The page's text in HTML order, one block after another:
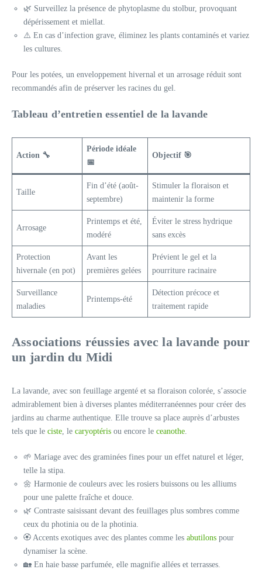
🌿 Surveillez la présence de phytoplasme du stolbur, provoquant
dépérissement et miellat.
⚠️ En cas d’infection grave, éliminez les plants contaminés et variez
les cultures.
Pour les potées, un enveloppement hivernal et un arrosage réduit sont
recommandés afin de préserver les racines du gel.
Tableau d’entretien essentiel de la lavande
Action 🔧
Période idéale
📅
Objectif 🎯
Taille
Fin d’été (août-
septembre)
Stimuler la floraison et
maintenir la forme
Arrosage
Printemps et été,
modéré
Éviter le stress hydrique
sans excès
Protection
hivernale (en pot)
Avant les
premières gelées
Prévient le gel et la
pourriture racinaire
Surveillance
maladies
Printemps-été
Détection précoce et
traitement rapide
Associations réussies avec la lavande pour
un jardin du Midi
La lavande, avec son feuillage argenté et sa floraison colorée, s’associe
admirablement bien à diverses plantes méditerranéennes pour créer des
jardins au charme authentique. Elle trouve sa place auprès d’arbustes
tels que le ciste, le caryoptéris ou encore le ceanothe.
🌱 Mariage avec des graminées fines pour un effet naturel et léger,
telle la stipa.
🌼 Harmonie de couleurs avec les rosiers buissons ou les alliums
pour une palette fraîche et douce.
🌿 Contraste saisissant devant des feuillages plus sombres comme
ceux du photinia ou de la photinia.
🏵️ Accents exotiques avec des plantes comme les abutilons pour
dynamiser la scène.
🏡 En haie basse parfumée, elle magnifie allées et terrasses.